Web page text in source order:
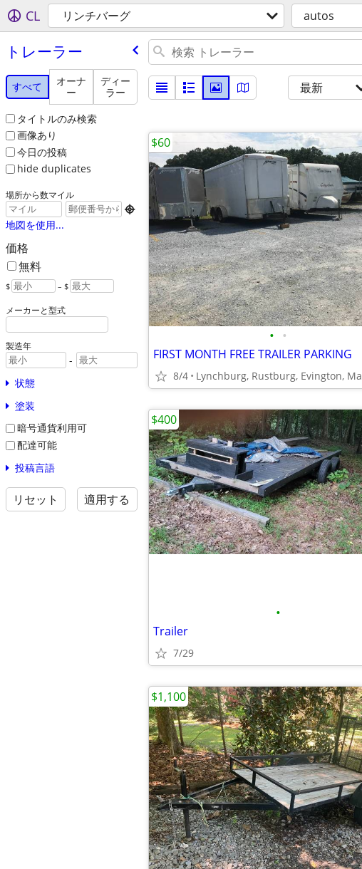
CL リンチバーグ autos
トレーラー
すべて
オーナ
ー
ディー
ラー
タイトルのみ検索
画像あり
今日の投稿
hide duplicates
場所から数マイル

地図を使用...
価格
無料
$ – $
メーカーと型式
製造年
-
状態
塗装
暗号通貨利用可
配達可能
投稿言語
リセット 適用する
最新
• •
FIRST MONTH FREE TRAILER PARKING
8/4
$60
•
Trailer
7/29
$400
$1,100